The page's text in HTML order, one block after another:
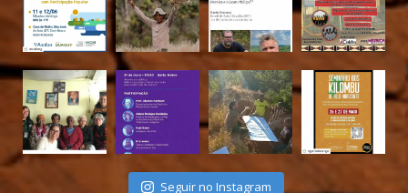
Seguir no Instagram